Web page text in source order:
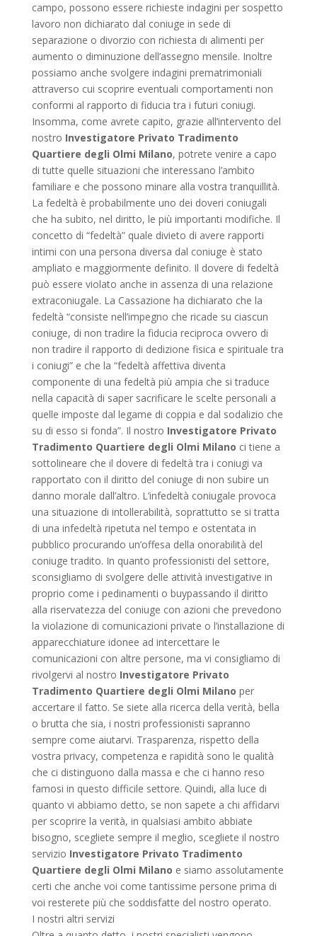
campo, possono essere richieste indagini per sospetto
lavoro non dichiarato dal coniuge in sede di
separazione o divorzio con richiesta di alimenti per
aumento o diminuzione dell’assegno mensile. Inoltre
possiamo anche svolgere indagini prematrimoniali
attraverso cui scoprire eventuali comportamenti non
conformi al rapporto di fiducia tra i futuri coniugi.
Insomma, come avrete capito, grazie all’intervento del
nostro Investigatore Privato Tradimento
Quartiere degli Olmi Milano, potrete venire a capo
di tutte quelle situazioni che interessano l’ambito
familiare e che possono minare alla vostra tranquillità.
La fedeltà è probabilmente uno dei doveri coniugali
che ha subito, nel diritto, le più importanti modifiche. Il
concetto di “fedeltà” quale divieto di avere rapporti
intimi con una persona diversa dal coniuge è stato
ampliato e maggiormente definito. Il dovere di fedeltà
può essere violato anche in assenza di una relazione
extraconiugale. La Cassazione ha dichiarato che la
fedeltà “consiste nell’impegno che ricade su ciascun
coniuge, di non tradire la fiducia reciproca ovvero di
non tradire il rapporto di dedizione fisica e spirituale tra
i coniugi” e che la “fedeltà affettiva diventa
componente di una fedeltà più ampia che si traduce
nella capacità di saper sacrificare le scelte personali a
quelle imposte dal legame di coppia e dal sodalizio che
su di esso si fonda”. Il nostro Investigatore Privato
Tradimento Quartiere degli Olmi Milano ci tiene a
sottolineare che il dovere di fedeltà tra i coniugi va
rapportato con il diritto del coniuge di non subire un
danno morale dall’altro. L’infedeltà coniugale provoca
una situazione di intollerabilità, soprattutto se si tratta
di una infedeltà ripetuta nel tempo e ostentata in
pubblico procurando un’offesa della onorabilità del
coniuge tradito. In quanto professionisti del settore,
sconsigliamo di svolgere delle attività investigative in
proprio come i pedinamenti o buypassando il diritto
alla riservatezza del coniuge con azioni che prevedono
la violazione di comunicazioni private o l’installazione di
apparecchiature idonee ad intercettare le
comunicazioni con altre persone, ma vi consigliamo di
rivolgervi al nostro Investigatore Privato
Tradimento Quartiere degli Olmi Milano per
accertare il fatto. Se siete alla ricerca della verità, bella
o brutta che sia, i nostri professionisti sapranno
sempre come aiutarvi. Trasparenza, rispetto della
vostra privacy, competenza e rapidità sono le qualità
che ci distinguono dalla massa e che ci hanno reso
famosi in questo difficile settore. Quindi, alla luce di
quanto vi abbiamo detto, se non sapete a chi affidarvi
per scoprire la verità, in qualsiasi ambito abbiate
bisogno, scegliete sempre il meglio, scegliete il nostro
servizio Investigatore Privato Tradimento
Quartiere degli Olmi Milano e siamo assolutamente
certi che anche voi come tantissime persone prima di
voi resterete più che soddisfatte del nostro operato.
I nostri altri servizi